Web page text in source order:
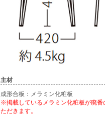
主材
成形合板：メラミン化粧板
※掲載しているメラミン化粧板が廃
ただきます。